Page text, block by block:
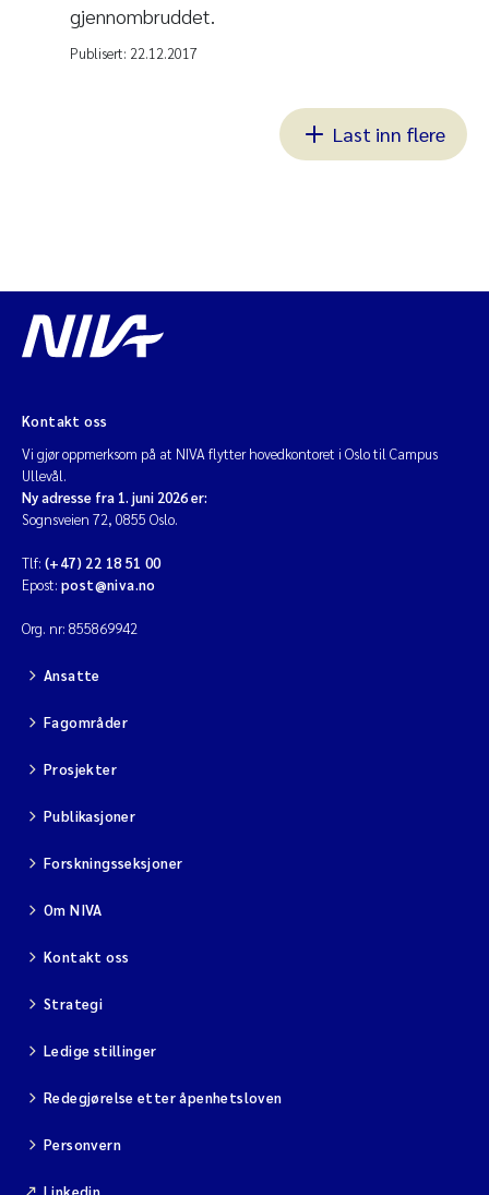
gjennombruddet.
Publisert: 22.12.2017
Last inn flere
Kontakt oss
Vi gjør oppmerksom på at NIVA flytter hovedkontoret i Oslo til Campus
Ullevål.
Ny adresse fra 1. juni 2026 er:
Sognsveien 72, 0855 Oslo.
Tlf: (+47) 22 18 51 00
Epost: post@niva.no
Org. nr: 855869942
Ansatte
Fagområder
Prosjekter
Publikasjoner
Forskningsseksjoner
Om NIVA
Kontakt oss
Strategi
Ledige stillinger
Redegjørelse etter åpenhetsloven
Personvern
Linkedin